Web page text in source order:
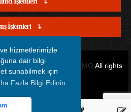
hizmetlerimizle
dair bilgi
sunabilmek için
Fazla Bilgi Edinin
İşlemleri
Hakları Saklıdır. OFİSİMO All rights
reserved.